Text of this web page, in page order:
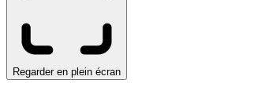
Regarder en plein écran